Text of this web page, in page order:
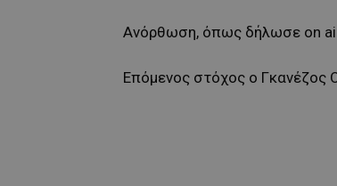
Ανόρθωση, όπως δήλωσε on
Επόμενος στόχος ο Γκανέζος